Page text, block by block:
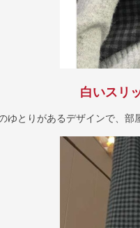
白いスリ
ゆとりがあるデザインで、部